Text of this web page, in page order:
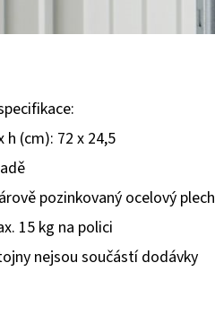
h (cm): 72 x 24,5
pozinkovaný ocelový plech
15 kg na polici
nejsou součástí dodávky